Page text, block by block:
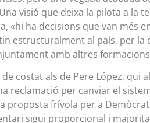
visió que deixa la pilota a la
«hi ha decisions que van més
estructuralment al país, per la
amb altres
costat als de Pere López, qui
reclamació per canviar el
proposta frívola per a
sigui proporcional i